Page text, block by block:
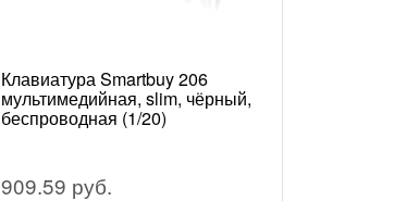
Клавиатура Smartbuy 206
мультимедийная, slim, чёрный,
беспроводная (1/20)
909.59 руб.